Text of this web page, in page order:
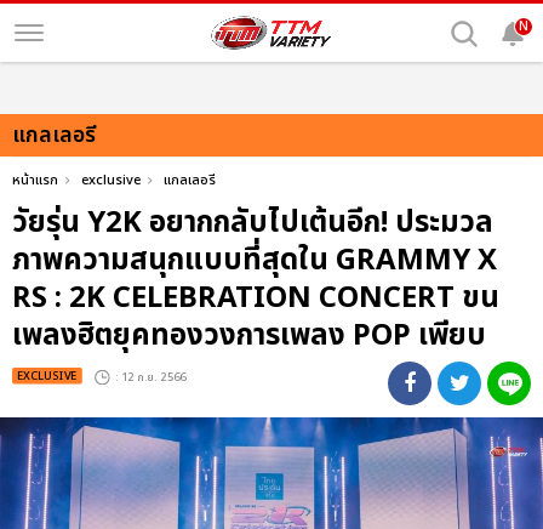
N
แกลเลอรี
หน้าแรก exclusive แกลเลอรี
วัยรุ่น Y2K อยากกลับไปเต้นอีก! ประมวล
ภาพความสนุกแบบที่สุดใน GRAMMY X
RS : 2K CELEBRATION CONCERT ขน
เพลงฮิตยุคทองวงการเพลง POP เพียบ
EXCLUSIVE : 12 ก.ย. 2566